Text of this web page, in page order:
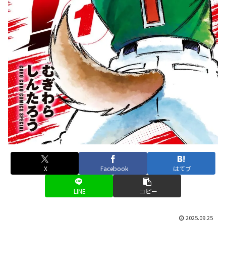
X Facebook はてブ
LINE コピー
2025.09.25